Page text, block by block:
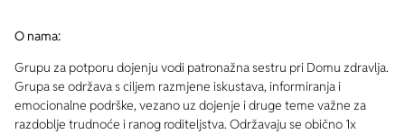
O nama:
Grupu za potporu dojenju vodi patronažna sestru pri Domu zdravlja.
Grupa se održava s ciljem razmjene iskustava, informiranja i
emocionalne podrške, vezano uz dojenje i druge teme važne za
razdoblje trudnoće i ranog roditeljstva. Održavaju se obično 1x